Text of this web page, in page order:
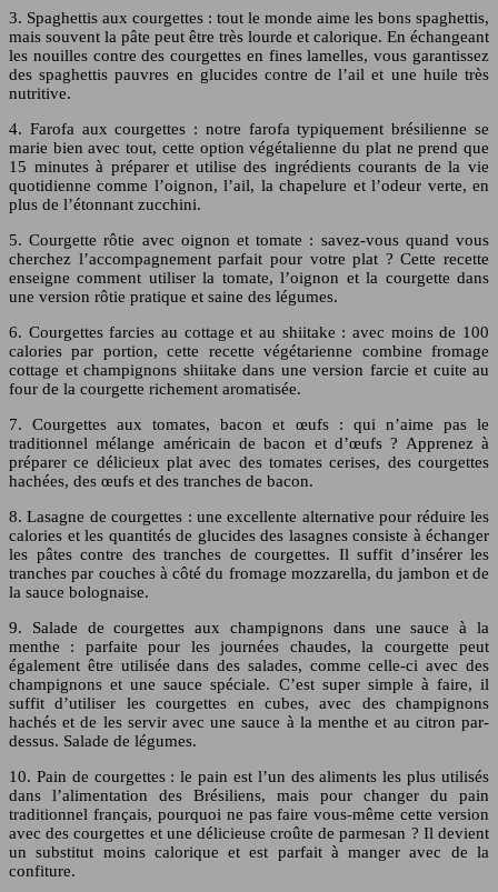
3. Spaghettis aux courgettes : tout le monde aime les bons spaghettis,
mais souvent la pâte peut être très lourde et calorique. En échangeant
les nouilles contre des courgettes en fines lamelles, vous garantissez
des spaghettis pauvres en glucides contre de l’ail et une huile très
nutritive.
4. Farofa aux courgettes : notre farofa typiquement brésilienne se
marie bien avec tout, cette option végétalienne du plat ne prend que
15 minutes à préparer et utilise des ingrédients courants de la vie
quotidienne comme l’oignon, l’ail, la chapelure et l’odeur verte, en
plus de l’étonnant zucchini.
5. Courgette rôtie avec oignon et tomate : savez-vous quand vous
cherchez l’accompagnement parfait pour votre plat ? Cette recette
enseigne comment utiliser la tomate, l’oignon et la courgette dans
une version rôtie pratique et saine des légumes.
6. Courgettes farcies au cottage et au shiitake : avec moins de 100
calories par portion, cette recette végétarienne combine fromage
cottage et champignons shiitake dans une version farcie et cuite au
four de la courgette richement aromatisée.
7. Courgettes aux tomates, bacon et œufs : qui n’aime pas le
traditionnel mélange américain de bacon et d’œufs ? Apprenez à
préparer ce délicieux plat avec des tomates cerises, des courgettes
hachées, des œufs et des tranches de bacon.
8. Lasagne de courgettes : une excellente alternative pour réduire les
calories et les quantités de glucides des lasagnes consiste à échanger
les pâtes contre des tranches de courgettes. Il suffit d’insérer les
tranches par couches à côté du fromage mozzarella, du jambon et de
la sauce bolognaise.
9. Salade de courgettes aux champignons dans une sauce à la
menthe : parfaite pour les journées chaudes, la courgette peut
également être utilisée dans des salades, comme celle-ci avec des
champignons et une sauce spéciale. C’est super simple à faire, il
suffit d’utiliser les courgettes en cubes, avec des champignons
hachés et de les servir avec une sauce à la menthe et au citron par-
dessus. Salade de légumes.
10. Pain de courgettes : le pain est l’un des aliments les plus utilisés
dans l’alimentation des Brésiliens, mais pour changer du pain
traditionnel français, pourquoi ne pas faire vous-même cette version
avec des courgettes et une délicieuse croûte de parmesan ? Il devient
un substitut moins calorique et est parfait à manger avec de la
confiture.